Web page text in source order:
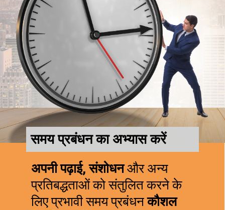
समय प्रबंधन का अभ्यास करें
अपनी पढ़ाई, संशोधनऔर अन्य
प्रतिबद्धताओं को संतुलित करने के
लिए प्रभावी समय प्रबंधनकौशल